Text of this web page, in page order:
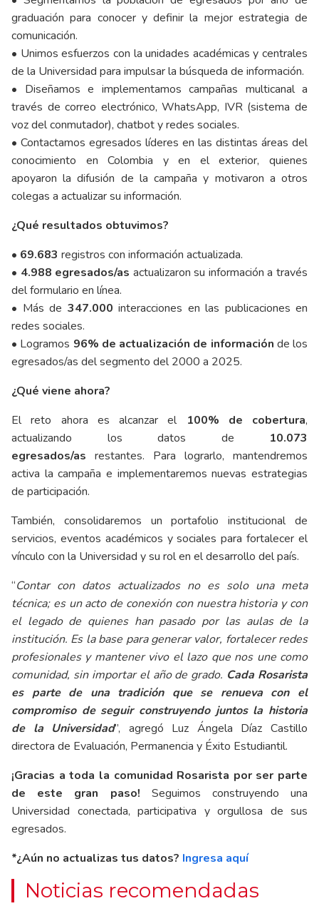
graduación para conocer y definir la mejor estrategia de
comunicación.
• Unimos esfuerzos con la unidades académicas y centrales
de la Universidad para impulsar la búsqueda de información.
• Diseñamos e implementamos campañas multicanal a
través de correo electrónico, WhatsApp, IVR (sistema de
voz del conmutador), chatbot y redes sociales.
• Contactamos egresados líderes en las distintas áreas del
conocimiento en Colombia y en el exterior, quienes
apoyaron la difusión de la campaña y motivaron a otros
colegas a actualizar su información.
¿Qué resultados obtuvimos?
• 69.683 registros con información actualizada.
• 4.988 egresados/as actualizaron su información a través
del formulario en línea.
• Más de 347.000 interacciones en las publicaciones en
redes sociales.
• Logramos 96% de actualización de información de los
egresados/as del segmento del 2000 a 2025.
¿Qué viene ahora?
El reto ahora es alcanzar el
100% de cobertura,
actualizando los datos de 10.073
egresados/as restantes. Para lograrlo, mantendremos
activa la campaña e implementaremos nuevas estrategias
de participación.
También, consolidaremos un portafolio institucional de
servicios, eventos académicos y sociales para fortalecer el
vínculo con la Universidad y su rol en el desarrollo del país.
“Contar con datos actualizados no es solo una meta
técnica; es un acto de conexión con nuestra historia y con
el legado de quienes han pasado por las aulas de la
institución. Es la base para generar valor, fortalecer redes
profesionales y mantener vivo el lazo que nos une como
comunidad, sin importar el año de grado. Cada Rosarista
es parte de una tradición que se renueva con el
compromiso de seguir construyendo juntos la historia
de la Universidad”, agregó Luz Ángela Díaz Castillo
directora de Evaluación, Permanencia y Éxito Estudiantil.
¡Gracias a toda la comunidad Rosarista por ser parte
de este gran paso! Seguimos construyendo una
Universidad conectada, participativa y orgullosa de sus
egresados.
*¿Aún no actualizas tus datos? Ingresa aquí
Noticias recomendadas